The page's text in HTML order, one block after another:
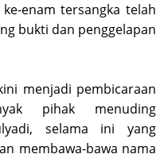
enam tersangka telah
bukti dan penggelapan
menjadi pembicaraan
pihak menuding
selama ini yang
membawa-bawa nama